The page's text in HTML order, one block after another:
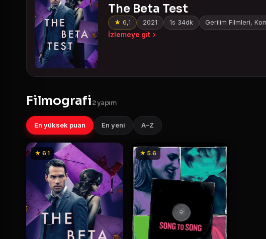
The Beta Test
★ 6,1 2021 1s 34dk Gerilim Filmleri,
İzlemeye git
Filmografi2 yapım
En yüksek puan En yeni A–Z
★ 6.1 ★ 5.6